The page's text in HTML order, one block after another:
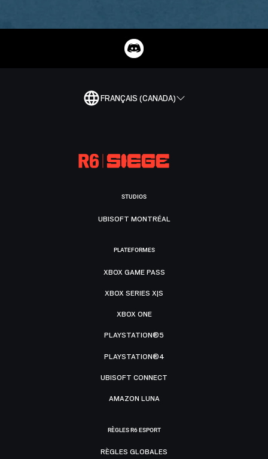
FRANÇAIS (CANADA)
STUDIOS
UBISOFT MONTRÉAL
PLATEFORMES
XBOX GAME PASS
XBOX SERIES X|S
XBOX ONE
PLAYSTATION®5
PLAYSTATION®4
UBISOFT CONNECT
AMAZON LUNA
RÈGLES R6 ESPORT
RÈGLES GLOBALES